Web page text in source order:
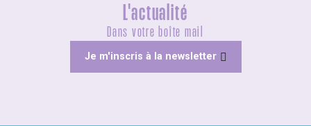
L'actualité
Dans votre boîte mail
Je m'inscris à la newsletter